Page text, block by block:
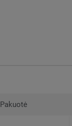
Pakuotė